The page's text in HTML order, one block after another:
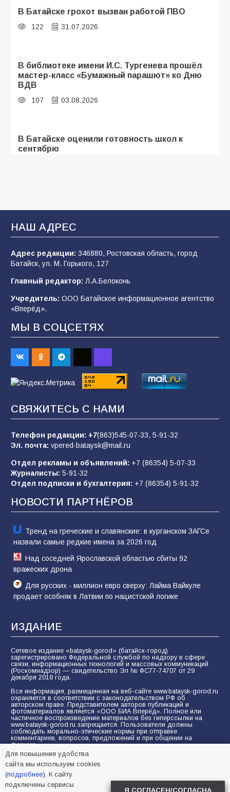
В Батайске грохот вызван работой ПВО
122 31.07.2026
В библиотеке имени И.С. Тургенева прошёл
мастер-класс «Бумажный парашют» ко Дню
ВДВ
107 03.08.2026
В Батайске оценили готовность школ к
сентябрю
образовательного кластера
100 05.08.2026
В Батайске продолжаются дорожные работы
96 04.08.2026
деле происходит в армии России в августе
2026 года
94 03.08.2026
пропагандистский вброс
«Слухами Москву не возьмёшь»: почему
заявления Киева о мобилизации — это
отчаяние, а не разведка
80 02.08.2026
НАШ АДРЕС
Адрес редакции: 346880, Ростовская область, город
Батайск, ул. М. Горького, 127
Главный редактор: Л.А.Белоконь
Учредитель: ООО Батайское информационное агентство
«Вперёд».
МЫ В СОЦСЕТЯХ
СВЯЖИТЕСЬ С НАМИ
Телефон редакции: +7(863)545-07-33, 5-91-32
Эл. почта: vpered-bataysk@mail.ru
Отдел рекламы и объявлений: +7 (86354) 5-07-33
Журналисты: 5-91-32
Отдел подписки и бухгалтерия: +7 (86354) 5-91-32
НОВОСТИ ПАРТНЁРОВ
Тренд на греческие и славянские: в курганском ЗАГСе
назвали самые редкие имена за 2026 год
Над соседней Ярославской областью сбиты 92
вражеских дрона
Для русских - миллион евро сверху: Лайма Вайкуле
продает особняк в Латвии по нацистской логике
ИЗДАНИЕ
Сетевое издание «bataysk-gorod» (батайск-город)
зарегистрировано Федеральной службой по надзору в сфере
связи, информационных технологий и массовых коммуникаций
(Роскомнадзор) — свидетельство Эл № ФС77-74707 от 29
декабря 2018 года.
Вся информация, размещенная на веб-сайте www.bataysk-gorod.ru
охраняется в соответствии с законодательством РФ об
авторском праве. Представителем авторов публикаций и
фотоматериалов является «ООО БИА Вперёд». Полное или
частичное воспроизведение материалов без гиперссылки на
www.bataysk-gorod.ru запрещается. Пользователи должны
соблюдать морально-этические нормы при отправке
комментариев, вопросов, предложений и при общении на
форуме.
Политика конфиденциальности и защиты информации
Согласие на обработку персональных данных с помощью
сервисов Yandex.Metrika, LiveInternet, top.mail.ru
Для повышения удобства
сайта мы используем cookies
(подробнее). К сайту
подключены сервисы
Я СОГЛАСЕН/СОГЛАСНА